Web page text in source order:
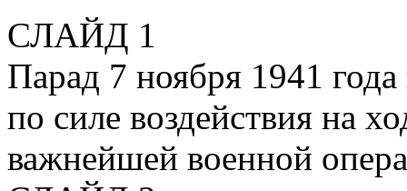
СЛАЙД 1
Парад 7 ноября 1941
по силе воздействия на
важнейшей военной